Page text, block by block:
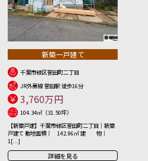
新築一戸建て
千葉市緑区誉田町二丁目
JR外房線 誉田駅 徒歩16分
3,760万円
104.34㎡（31.50坪）
【新築戸建】千葉市緑区誉田町二丁目｜新築
戸建て 敷地面積｜ 142.96㎡ 建 物｜
1[...]
詳細を見る